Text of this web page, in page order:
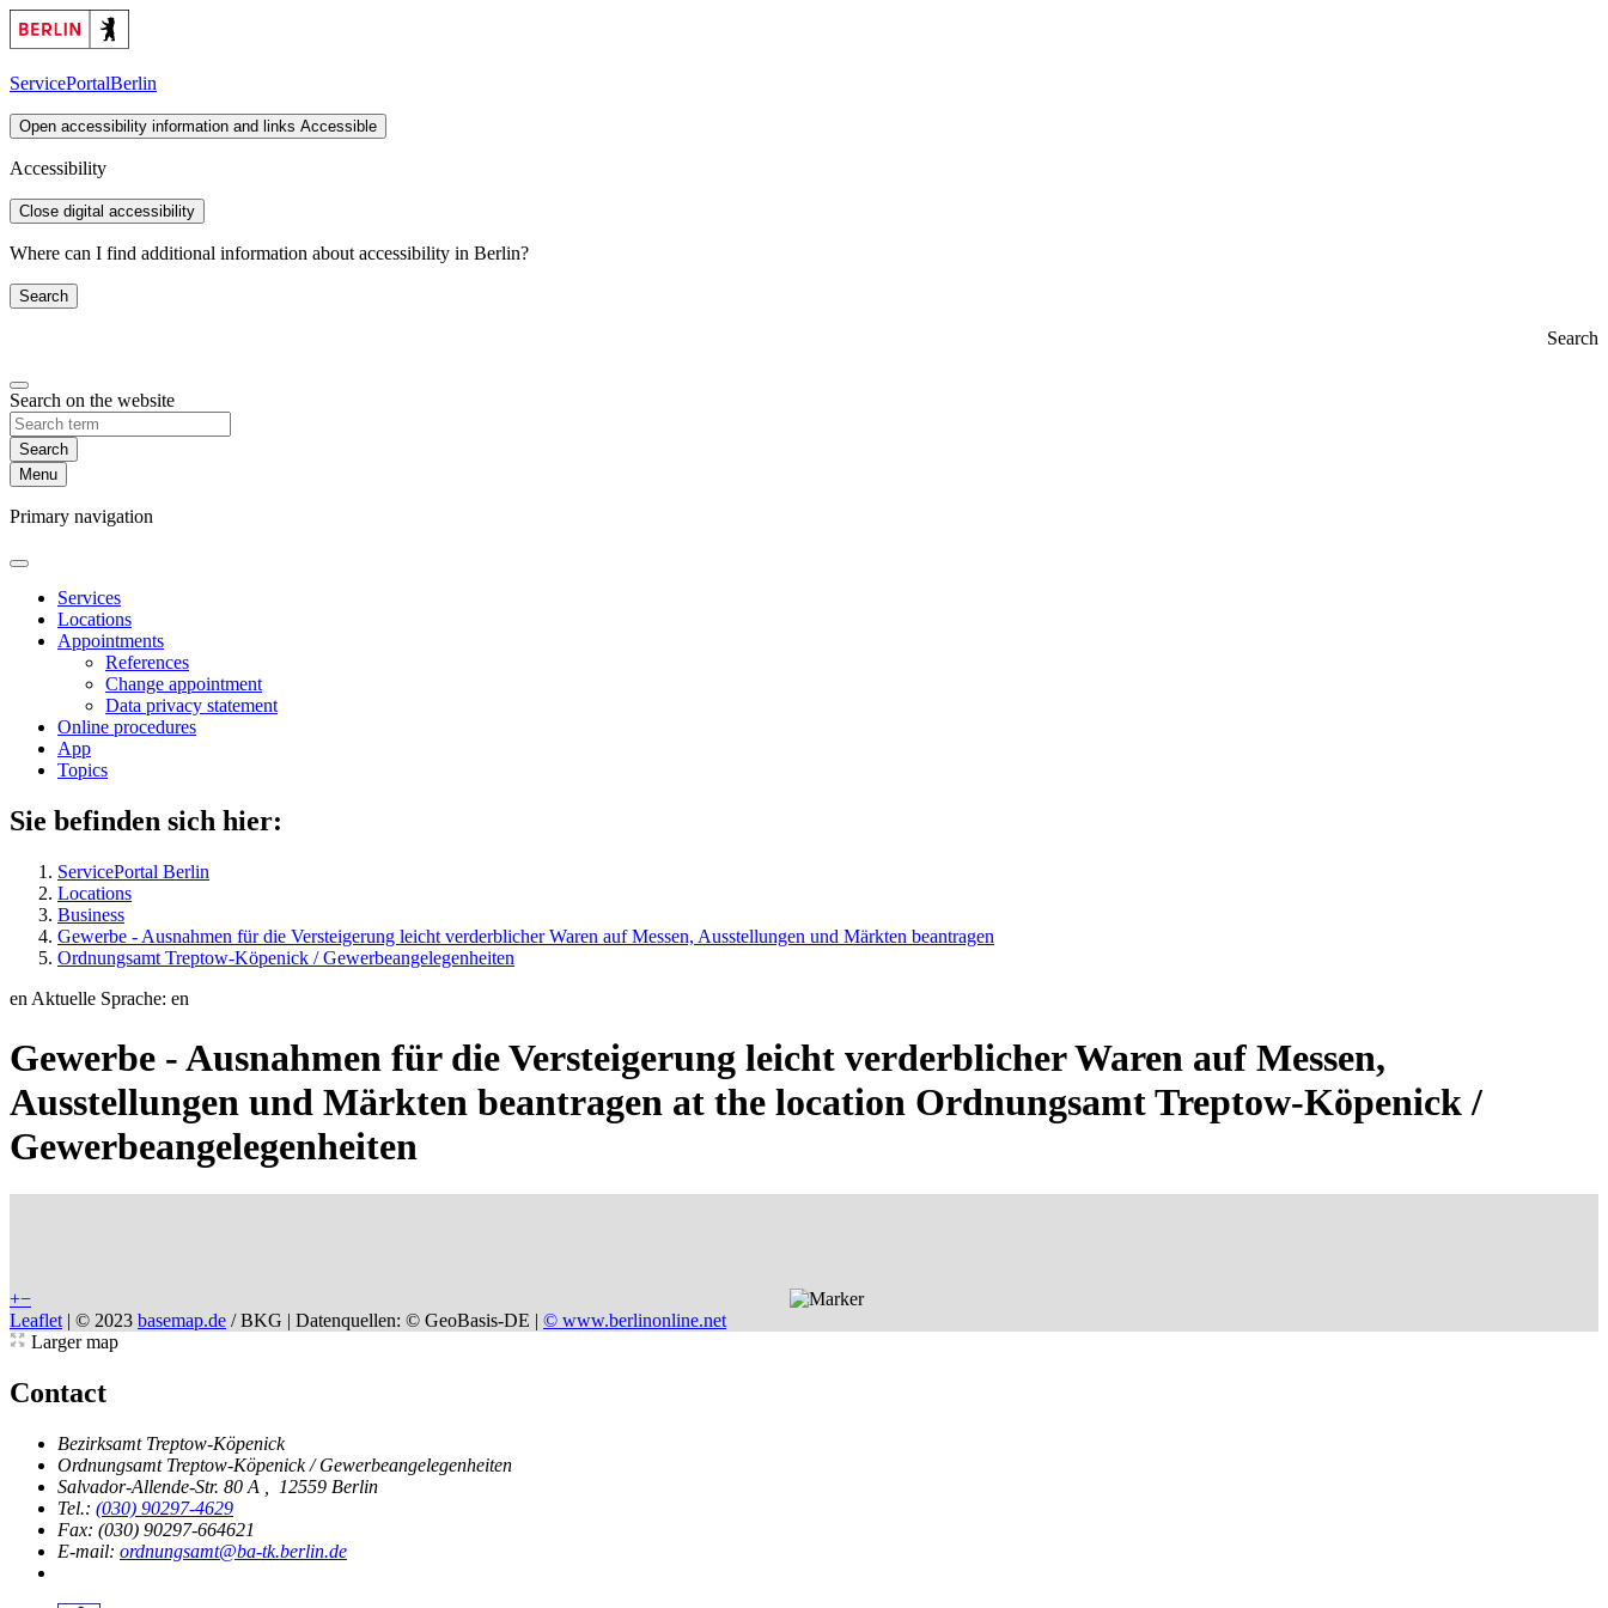
ServicePortalBerlin
Open accessibility information and links Accessible
Accessibility
Close digital accessibility
Where can I find additional information about accessibility in Berlin?
Search
Search
Search on the website
Search
Menu
Primary navigation
Services
Locations
Appointments
References
Change appointment
Data privacy statement
Online procedures
App
Topics
Sie befinden sich hier:
ServicePortal Berlin
Locations
Business
Gewerbe - Ausnahmen für die Versteigerung leicht verderblicher Waren auf Messen, Ausstellungen und Märkten beantragen
Ordnungsamt Treptow-Köpenick / Gewerbeangelegenheiten
en Aktuelle Sprache: en
Gewerbe - Ausnahmen für die Versteigerung leicht verderblicher Waren auf Messen,
Ausstellungen und Märkten beantragen at the location Ordnungsamt Treptow-Köpenick /
Gewerbeangelegenheiten
+−
Leaflet | © 2023 basemap.de / BKG | Datenquellen: © GeoBasis-DE | © www.berlinonline.net
Larger map
Contact
Bezirksamt Treptow-Köpenick
Ordnungsamt Treptow-Köpenick / Gewerbeangelegenheiten
Salvador-Allende-Str. 80 A
12559 Berlin
Tel.: (030) 90297-4629
Fax: (030) 90297-664621
E-mail: ordnungsamt@ba-tk.berlin.de